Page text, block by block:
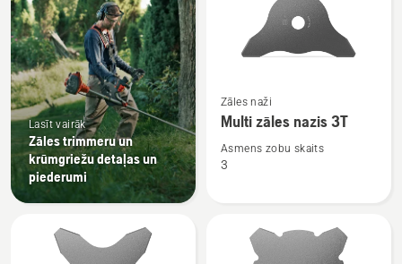
Lasīt vairāk
Zāles trimmeru un
krūmgriežu detaļas un
piederumi
vairāk
informācijas
par
Multi
Zāles naži
Multi zāles nazis 3T
Asmens zobu skaits
3